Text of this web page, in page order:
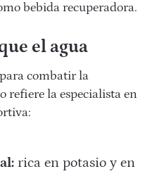
bebida recuperadora.
el agua
combatir la
refiere la especialista en
rica en potasio y en